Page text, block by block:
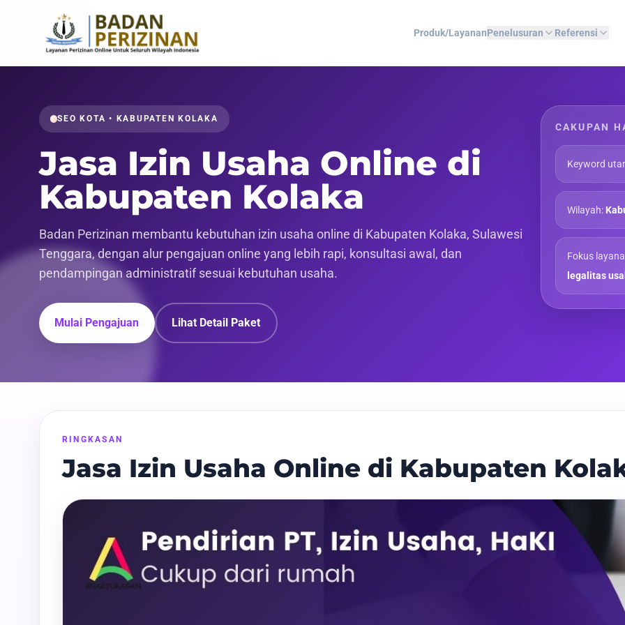
Produk/LayananPenelusuran Referensi
SEO KOTA • KABUPATEN KOLAKA
Jasa Izin Usaha Online di
Kabupaten Kolaka
Badan Perizinan membantu kebutuhan izin usaha online di Kabupaten Kolaka, Sulawesi
Tenggara, dengan alur pengajuan online yang lebih rapi, konsultasi awal, dan
pendampingan administratif sesuai kebutuhan usaha.
Mulai Pengajuan Lihat Detail Paket
CAKUPAN
Keyword
Wilayah:
Fokus
legalitas
RINGKASAN
Jasa Izin Usaha Online di Kabupaten